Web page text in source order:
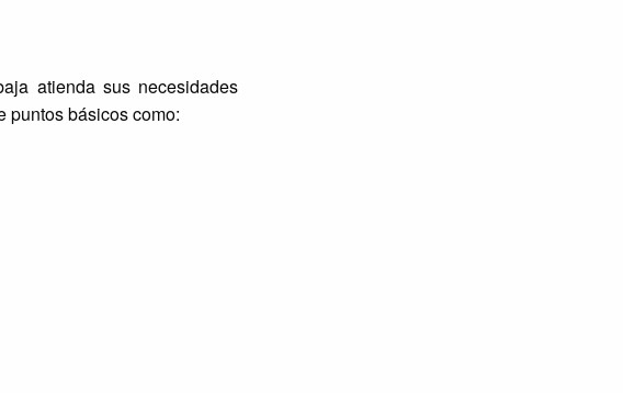
atienda sus necesidades
puntos básicos como: